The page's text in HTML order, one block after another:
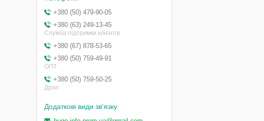
+380 (50) 479-90-05
+380 (63) 249-13-45
Служба підтримки клієнтів
+380 (67) 878-53-65
+380 (50) 759-49-91
ОПТ
+380 (50) 759-50-25
Дроп